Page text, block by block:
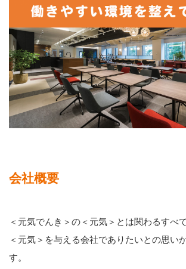
会社概要
＜元気でんき＞の＜元気＞とは関わるすべ
＜元気＞を与える会社でありたいとの思い
す。